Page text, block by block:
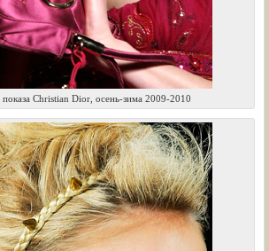
Christian Dior, осень-зима 2009-2010